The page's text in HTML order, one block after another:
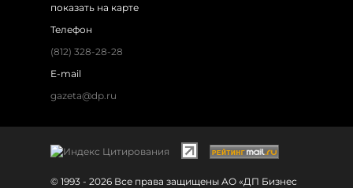
показать на карте
Телефон
(812) 328-28-28
E-mail
gazeta@dp.ru
© 1993 - 2026 Все права защищены АО «ДП Бизнес